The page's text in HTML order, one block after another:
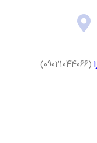
(09021044066)